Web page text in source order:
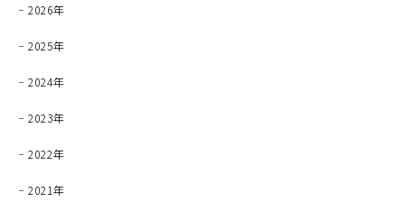
2026年
2025年
2024年
2023年
2022年
2021年